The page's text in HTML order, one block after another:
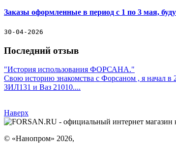
Заказы оформленные в период с 1 по 3 мая,
30-04-2026
Последний отзыв
"История использования ФОРСАНА."
Свою историю знакомства с Форсаном , я начал в
ЗИЛ131 и Ваз 21010....
Наверх
© «Нанопром» 2026,